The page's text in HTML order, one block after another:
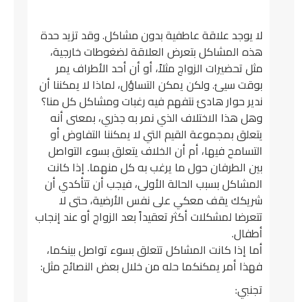
لا يوجد علاقة عاطفية بدون مشاكل. وقد تزيد حدة
هذه المشاكل بتعرض العلاقة لضغوطات خارجية،
مثل تحضيرات الزواج مثلاً، أو أن أحد الأطراف يمر
بوقت سيئ. ولكن يمكن التساؤل، لماذا لا يمكننا أن
ندير حوار هادئ نتفهم فيه رغبات ومشاكل كل منا؟
وهل هذا الاختلاف الذي نمر به جذري، بمعنى أنه
يتعلق بمجموعة القيم التي لا يمكننا التفاوض أو
التسامح فيها، أم أن الخلاف يتعلق بسوء التواصل
بين الطرفان حول ما يرغب به كل منهما. إذا كانت
المشاكل بسبب الحالة الأولى، فيجب أن تتأكدي أن
شريكك يقف معكي على نفس الأرضية، حتى لا
تتعرضا لمشكلات أكثر تعقيداً بعد الزواج أو عند إنجاب
أطفال.
أما إذا كانت المشاكل تتعلق بسوء تواصل بينكما،
فهذا أمر يمكنكما حله من خلال بعض النصائح مثل:
تجنبي: